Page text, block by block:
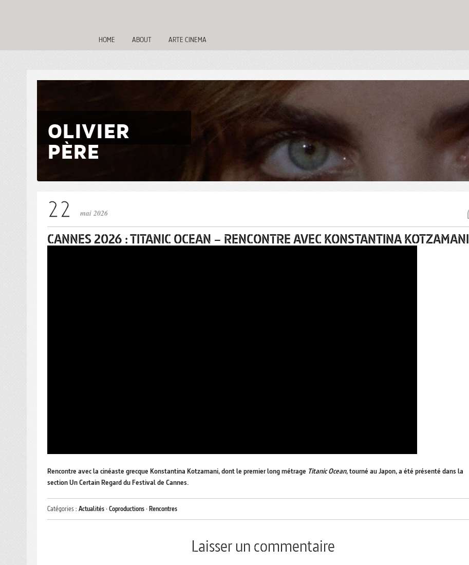
HOME ABOUT ARTE CINEMA
OLIVIER
PÈRE
mai 2026
CANNES 2026 : TITANIC OCEAN – RENCONTRE AVEC KONSTANTINA KOTZAMANI
Rencontre avec la cinéaste grecque Konstantina Kotzamani, dont le premier long métrage Titanic Ocean, tourné au Japon, a été présenté dans la
section Un Certain Regard du Festival de Cannes.
Catégories : Actualités ·Coproductions ·Rencontres
Laisser un commentaire